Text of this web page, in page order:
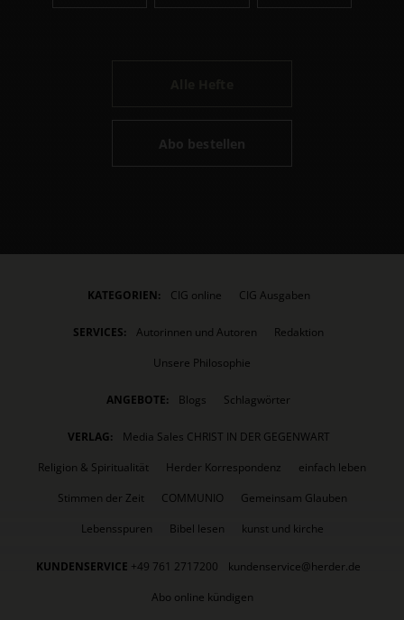
Abo bestellen
KATEGORIEN: CIG online CIG Ausgaben
SERVICES: Autorinnen und Autoren
Redaktion
Unsere Philosophie
ANGEBOTE: Blogs Schlagwörter
VERLAG:
Media Sales CHRIST IN DER GEGENWART
Religion & Spiritualität
Herder Korrespondenz
einfach leben
Stimmen der Zeit
COMMUNIO
Gemeinsam Glauben
Lebensspuren
Bibel lesen kunst und kirche
KUNDENSERVICE +49 761 2717200
kundenservice@herder.de
Abo online kündigen